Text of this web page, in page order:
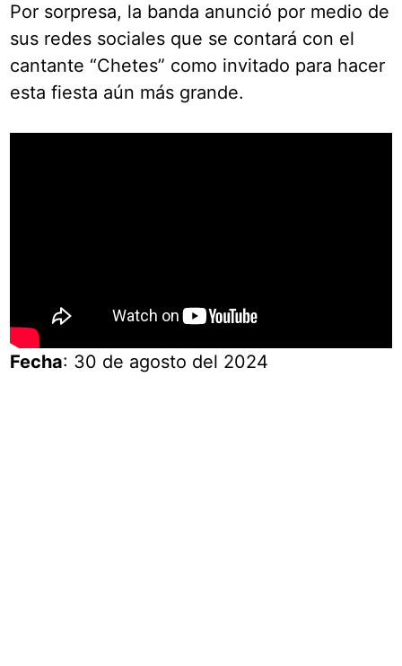
Por sorpresa, la banda anunció por medio de
sus redes sociales que se contará con el
cantante “Chetes” como invitado para hacer
esta fiesta aún más grande.
Fecha: 30 de agosto del 2024